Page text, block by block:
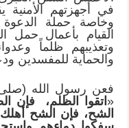
في أجهزتهم الأمنية
وخاصة حملة الدعوة
القيام بأعمال حمل
وتعذيبهم ظلماً
والحماية للمفسدين
فعن رسول الله (صلى
« اتقوا الظلم، فإن
الشح، فإن الشح